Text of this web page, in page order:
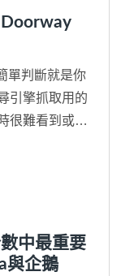
單判斷就是你
引擎抓取用的
很難看到或甚
中最重要
與企鵝